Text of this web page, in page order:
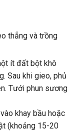
thẳng và trồng
ít đất bột khô
Sau khi gieo, phủ
Tưới phun sương
khay bầu hoặc
(khoảng 15-20